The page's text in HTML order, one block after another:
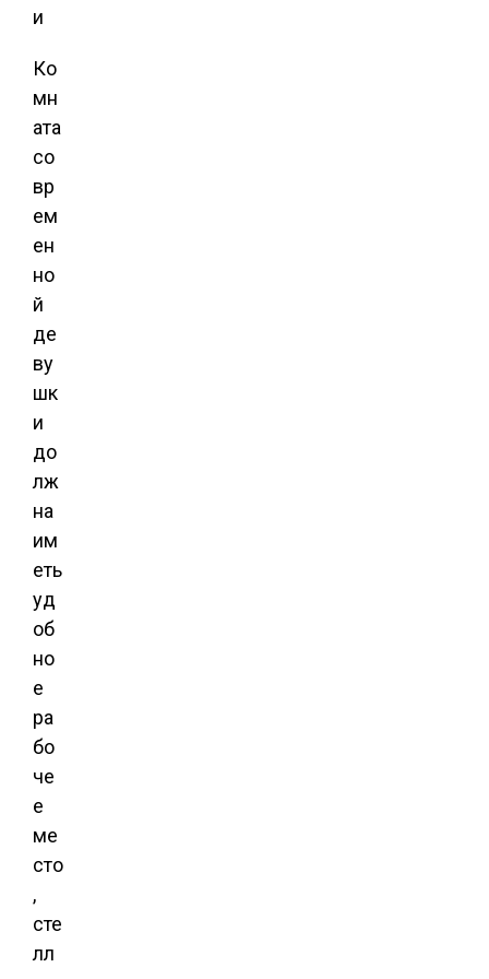
Ко
мн
ата
со
вр
ем
ен
но
й
де
ву
шк
и
до
лж
на
им
еть
уд
об
но
е
ра
бо
че
е
ме
сто
,
сте
лл